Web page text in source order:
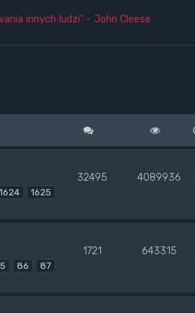
innych ludzi" - John Cleese
1624 1625
32495 4089936
86 87
1721 643315